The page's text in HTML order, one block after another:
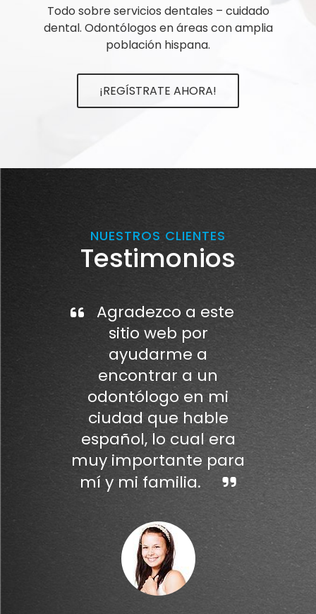
Todo sobre servicios dentales – cuidado
dental. Odontólogos en áreas con amplia
población hispana.
¡REGÍSTRATE AHORA!
NUESTROS CLIENTES
Testimonios
Agradezco a este
sitio web por
ayudarme a
encontrar a un
odontólogo en mi
ciudad que hable
español, lo cual era
muy importante para
mí y mi familia.